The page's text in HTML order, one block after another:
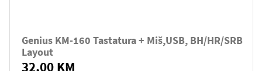
Genius KM-160 Tastatura + Miš,USB, BH/HR/SRB
Layout
32,00 KM